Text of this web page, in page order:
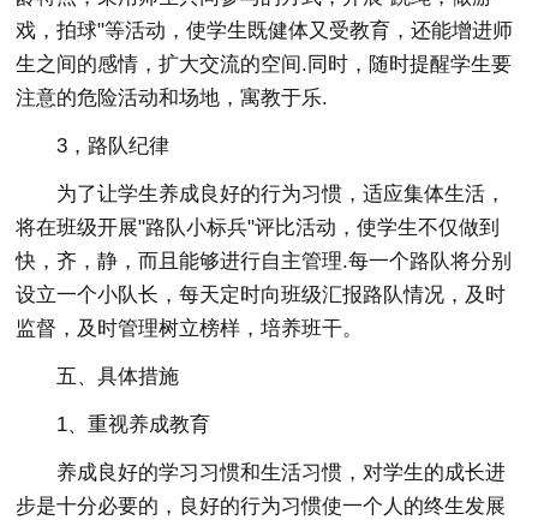
戏，拍球"等活动，使学生既健体又受教育，还能增进师
生之间的感情，扩大交流的空间.同时，随时提醒学生要
注意的危险活动和场地，寓教于乐.
3，路队纪律
为了让学生养成良好的行为习惯，适应集体生活，
将在班级开展"路队小标兵"评比活动，使学生不仅做到
快，齐，静，而且能够进行自主管理.每一个路队将分别
设立一个小队长，每天定时向班级汇报路队情况，及时
监督，及时管理树立榜样，培养班干。
五、具体措施
1、重视养成教育
养成良好的学习习惯和生活习惯，对学生的成长进
步是十分必要的，良好的行为习惯使一个人的终生发展